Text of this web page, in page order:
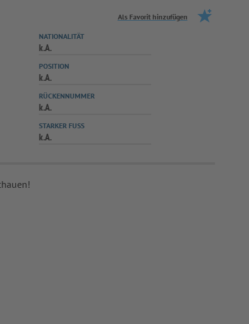
Als Favorit hinzufügen
NATIONALITÄT
k.A.
POSITION
k.A.
RÜCKENNUMMER
k.A.
STARKER FUSS
k.A.